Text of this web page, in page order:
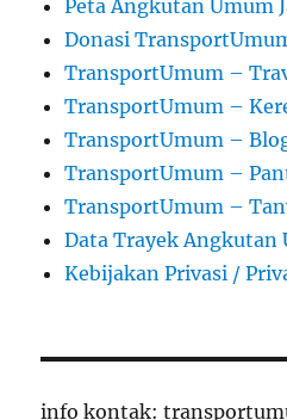
Peta Angkutan Umum
Donasi
TransportUmum –
TransportUmum –
TransportUmum –
TransportUmum –
TransportUmum –
Data Trayek Angkutan
Kebijakan Privasi /
info kontak: